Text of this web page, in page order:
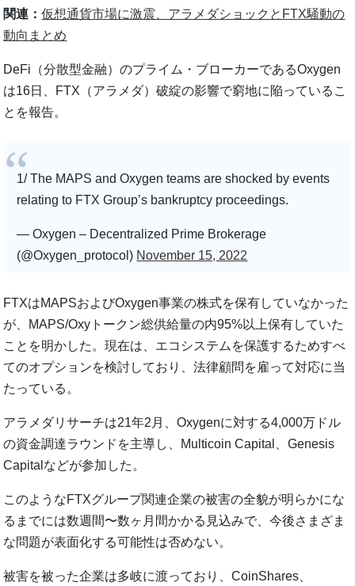
関連：仮想通貨市場に激震、アラメダショックとFTX騒動の
動向まとめ
DeFi（分散型金融）のプライム・ブローカーであるOxygen
は16日、FTX（アラメダ）破綻の影響で窮地に陥っているこ
とを報告。
1/ The MAPS and Oxygen teams are shocked by events
relating to FTX Group’s bankruptcy proceedings.
— Oxygen – Decentralized Prime Brokerage
(@Oxygen_protocol) November 15, 2022
FTXはMAPSおよびOxygen事業の株式を保有していなかった
が、MAPS/Oxyトークン総供給量の内95%以上保有していた
ことを明かした。現在は、エコシステムを保護するためすべ
てのオプションを検討しており、法律顧問を雇って対応に当
たっている。
アラメダリサーチは21年2月、Oxygenに対する4,000万ドル
の資金調達ラウンドを主導し、Multicoin Capital、Genesis
Capitalなどが参加した。
このようなFTXグループ関連企業の被害の全貌が明らかにな
るまでには数週間〜数ヶ月間かかる見込みで、今後さまざま
な問題が表面化する可能性は否めない。
被害を被った企業は多岐に渡っており、CoinShares、